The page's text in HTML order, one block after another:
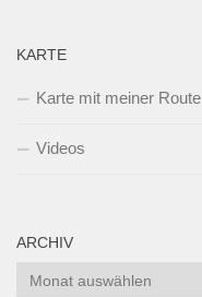
KARTE
Karte mit meiner Route
Videos
ARCHIV
Archiv